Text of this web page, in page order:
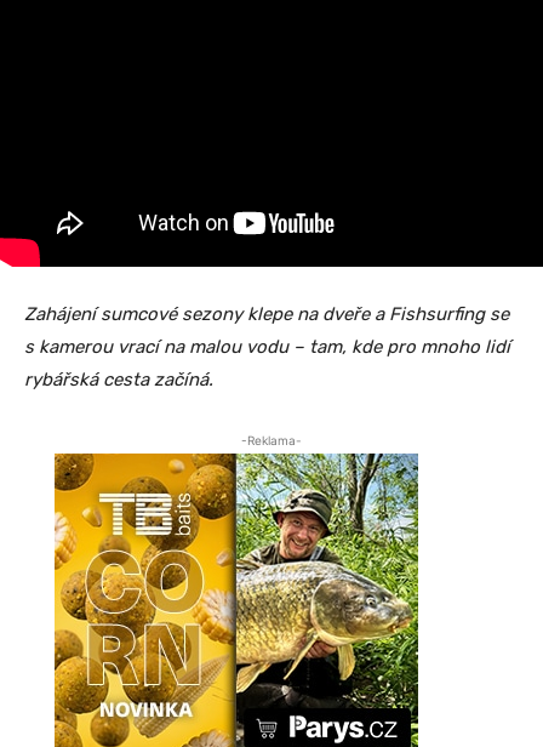
Zahájení sumcové sezony klepe na dveře a Fishsurfing se
s kamerou vrací na malou vodu – tam, kde pro mnoho lidí
rybářská cesta začíná.
-Reklama-